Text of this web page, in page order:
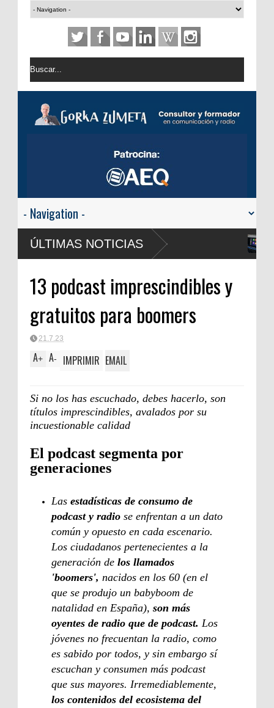
ÚLTIMAS NOTICIAS
USA: Android Auto y Apple CarPlay
automóvil
Clásica
13 podcast imprescindibles y
gratuitos para boomers
21.7.23
A+ A- IMPRIMIR EMAIL
Si no los has escuchado, debes hacerlo, son
títulos imprescindibles, avalados por su
incuestionable calidad
El podcast segmenta por
generaciones
Las estadísticas de consumo de
podcast y radio se enfrentan a un dato
común y opuesto en cada escenario.
Los ciudadanos pertenecientes a la
generación de los llamados
'boomers', nacidos en los 60 (en el
que se produjo un babyboom de
natalidad en España), son más
oyentes de radio que de podcast. Los
jóvenes no frecuentan la radio, como
es sabido por todos, y sin embargo sí
escuchan y consumen más podcast
que sus mayores. Irremediablemente,
los contenidos del ecosistema del